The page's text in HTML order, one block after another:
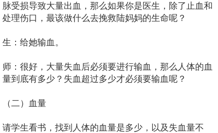
脉受损导致大量出血，那么如果你是医生，除了止血和
处理伤口，最该做什么去挽救陆妈妈的生命呢？
生：给她输血。
师：很好，大量失血后必须要进行输血，那么人体的血
量到底有多少？失血超过多少才必须要输血呢？
（二）血量
请学生看书，找到人体的血量是多少，以及失血量不